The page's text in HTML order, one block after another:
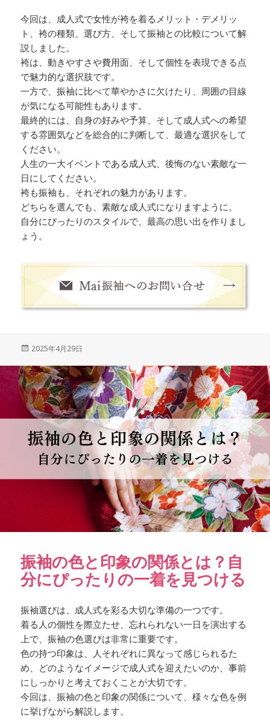
今回は、成人式で女性が袴を着るメリット・デメリッ
ト、袴の種類、選び方、そして振袖との比較について解
説しました。
袴は、動きやすさや費用面、そして個性を表現できる点
で魅力的な選択肢です。
一方で、振袖に比べて華やかさに欠けたり、周囲の目線
が気になる可能性もあります。
最終的には、自身の好みや予算、そして成人式への希望
する雰囲気などを総合的に判断して、最適な選択をして
ください。
人生の一大イベントである成人式、後悔のない素敵な一
日にしてください。
袴も振袖も、それぞれの魅力があります。
どちらを選んでも、素敵な成人式になりますように。
自分にぴったりのスタイルで、最高の思い出を作りまし
ょう。
Posted
2025年4月29日
振袖の色と印象の関係とは？自
分にぴったりの一着を見つける
振袖選びは、成人式を彩る大切な準備の一つです。
着る人の個性を際立たせ、忘れられない一日を演出する
上で、振袖の色選びは非常に重要です。
色の持つ印象は、人それぞれに異なって感じられるた
め、どのようなイメージで成人式を迎えたいのか、事前
にしっかりと考えておくことが大切です。
今回は、振袖の色と印象の関係について、様々な色を例
に挙げながら解説します。